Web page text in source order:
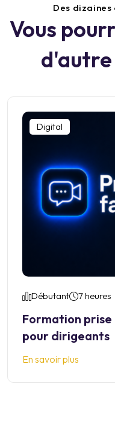
Des
Vous
Digital
Débutant 7 heures
Formation
pour dirigeants
En savoir plus